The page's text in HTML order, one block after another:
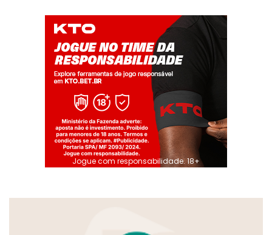
Jogue com responsabilidade. 18+